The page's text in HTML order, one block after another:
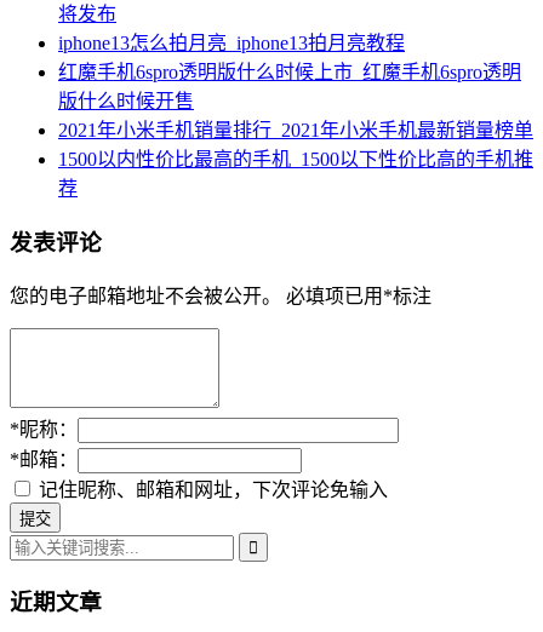
将发布
iphone13怎么拍月亮_iphone13拍月亮教程
红魔手机6spro透明版什么时候上市_红魔手机6spro透明
版什么时候开售
2021年小米手机销量排行_2021年小米手机最新销量榜单
1500以内性价比最高的手机_1500以下性价比高的手机推
荐
发表评论
您的电子邮箱地址不会被公开。 必填项已用 *标注
*昵称：
*邮箱：
记住昵称、邮箱和网址，下次评论免输入
近期文章